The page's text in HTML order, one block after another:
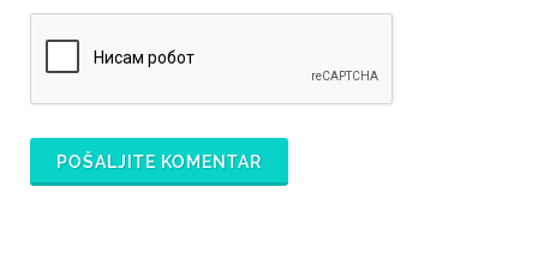
POŠALJITE KOMENTAR